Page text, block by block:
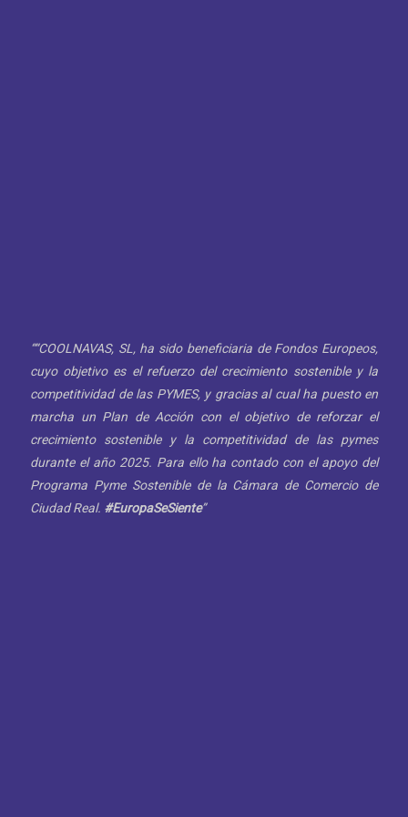
““COOLNAVAS, SL, ha sido beneficiaria de Fondos Europeos,
cuyo objetivo es el refuerzo del crecimiento sostenible y la
competitividad de las PYMES, y gracias al cual ha puesto en
marcha un Plan de Acción con el objetivo de reforzar el
crecimiento sostenible y la competitividad de las pymes
durante el año 2025. Para ello ha contado con el apoyo del
Programa Pyme Sostenible de la Cámara de Comercio de
Ciudad Real. #EuropaSeSiente”